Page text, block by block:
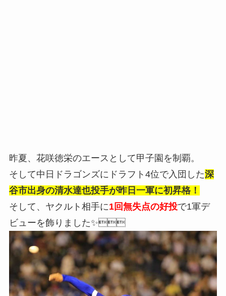
昨夏、花咲徳栄のエースとして甲子園を制覇。
そして中日ドラゴンズにドラフト4位で入団した深
谷市出身の清水達也投手が昨日一軍に初昇格！
そして、ヤクルト相手に1回無失点の好投で1軍デ
ビューを飾りました✨